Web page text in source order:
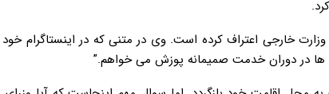
به شکست خود در ۶۷ ماه تصدی بر وزارت خارجی اعتراف کرده است. وی در متنی که در
ها در دوران خدمت صمیمانه پوزش می خواهم.”